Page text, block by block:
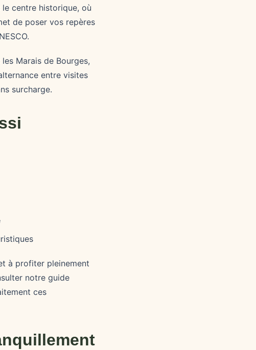
centre historique, où
de poser vos repères
Marais de Bourges,
entre visites
surcharge.
à profiter pleinement
notre guide
ces